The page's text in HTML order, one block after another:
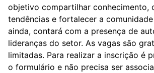
objetivo compartilhar conhecimento,
tendências e fortalecer a
ainda, contará com a presença de
lideranças do setor. As vagas são
limitadas. Para realizar a inscrição é
o formulário e não precisa ser